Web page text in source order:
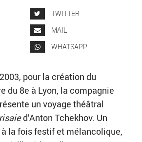
TWITTER
MAIL
WHATSAPP
pour la création du
du 8e à Lyon, la compagnie
un voyage théâtral
d’Anton Tchekhov. Un
la fois festif et mélancolique,